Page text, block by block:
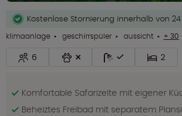
Kostenlose Stornierung innerhalb von
klimaanlage
geschirrspüler aussicht + 30
6 2
Komfortable Safarizelte mit eigener
Beheiztes Freibad mit separatem